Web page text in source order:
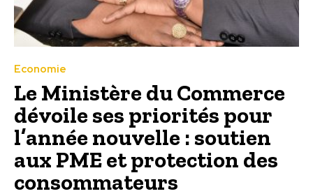
Economie
Le Ministère du Commerce
dévoile ses priorités pour
l’année nouvelle : soutien
aux PME et protection des
consommateurs